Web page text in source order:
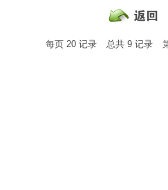
每页 20 记录 总共 9 记录